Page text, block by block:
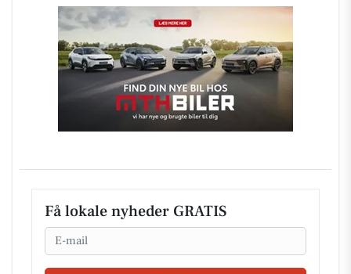
Få lokale nyheder GRATIS
Email